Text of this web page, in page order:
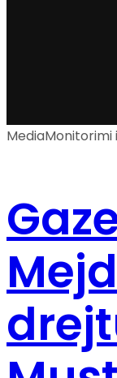
MediaMonitorimi